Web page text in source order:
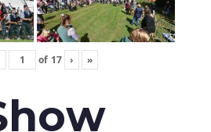
of 17 › »